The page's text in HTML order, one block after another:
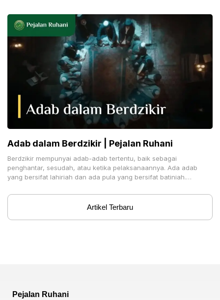
Adab dalam Berdzikir | Pejalan Ruhani
Berdzikir mempunyai adab-adab tertentu, baik sebagai
penghantar, sesudah, atau ketika pelaksanaannya. Ada adab
yang bersifat lahiriah dan ada pula yang bersifat batiniah.
Artikel Terbaru
Pejalan Ruhani